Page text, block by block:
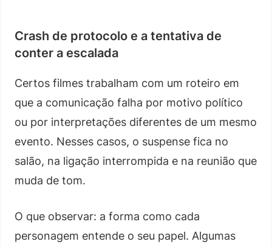
Crash de protocolo e a tentativa de
conter a escalada
Certos filmes trabalham com um roteiro em
que a comunicação falha por motivo político
ou por interpretações diferentes de um mesmo
evento. Nesses casos, o suspense fica no
salão, na ligação interrompida e na reunião que
muda de tom.
O que observar: a forma como cada
personagem entende o seu papel. Algumas